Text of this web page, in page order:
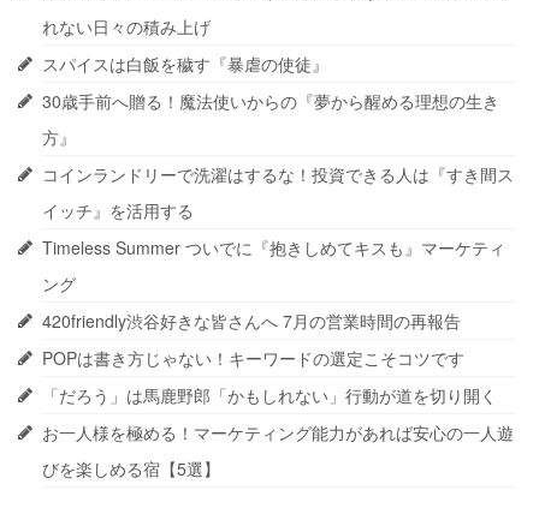
れない日々の積み上げ
スパイスは白飯を穢す『暴虐の使徒』
30歳手前へ贈る！魔法使いからの『夢から醒める理想の生き
方』
コインランドリーで洗濯はするな！投資できる人は『すき間ス
イッチ』を活用する
Timeless Summer ついでに『抱きしめてキスも』マーケティ
ング
420friendly渋谷好きな皆さんへ 7月の営業時間の再報告
POPは書き方じゃない！キーワードの選定こそコツです
「だろう」は馬鹿野郎「かもしれない」行動が道を切り開く
お一人様を極める！マーケティング能力があれば安心の一人遊
びを楽しめる宿【5選】